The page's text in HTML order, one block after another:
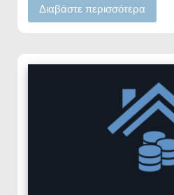
Διαβάστε περισσότερα